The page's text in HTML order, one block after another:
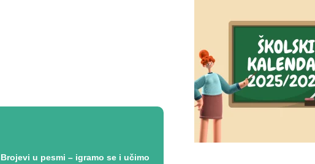
Brojevi u pesmi – igramo se i učimo